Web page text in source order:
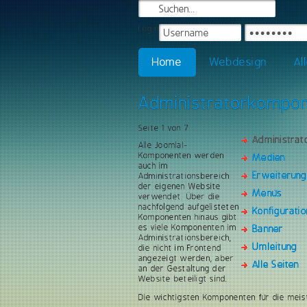
Login
Home Webdesign
Medien
Menüs
Banner
Umleitung
Alle Seiten
Seite 1 von 7
Alle Joomla!-
Komponenten werden
auch im
Administrationsbereich
der eigenen Website
verwendet. Über die
nachfolgend aufgelisteten
Komponenten hinaus gibt
es viele Komponenten im
Administrationsbereich,
die nicht im Frontend
angezeigt werden, aber
an der Gestaltung der
Website beteiligt sind.
Die wichtigsten Komponenten für die